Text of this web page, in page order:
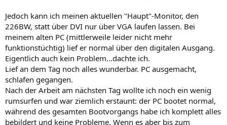
Jedoch kann ich meinen aktuellen "Haupt"-Monitor, den
226BW, statt über DVI nur über VGA laufen lassen. Bei
meinem alten PC (mittlerweile leider nicht mehr
funktionstüchtig) lief er normal über den digitalen Ausgang.
Eigentlich auch kein Problem...dachte ich.
Lief an dem Tag noch alles wunderbar. PC ausgemacht,
schlafen gegangen.
Nach der Arbeit am nächsten Tag wollte ich noch ein wenig
rumsurfen und war ziemlich erstaunt: der PC bootet normal,
während des gesamten Bootvorgangs habe ich komplett alles
bebildert und keine Probleme. Wenn es aber bis zum